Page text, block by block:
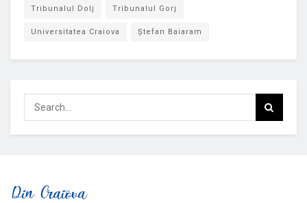
Tribunalul Dolj Tribunalul Gorj
Universitatea Craiova Ștefan Baiaram